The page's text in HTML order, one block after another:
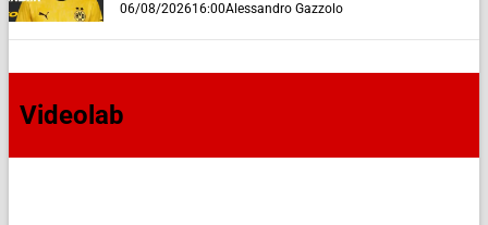
06/08/202616:00Alessandro Gazzolo
Videolab